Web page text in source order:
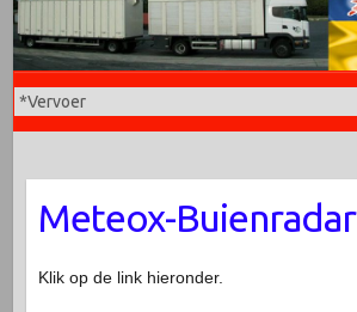
Meteox-Buienradar
Klik op de link hieronder.